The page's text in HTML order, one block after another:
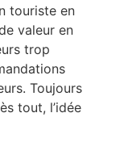
touriste en
valeur en
trop
Toujours
tout, l’idée